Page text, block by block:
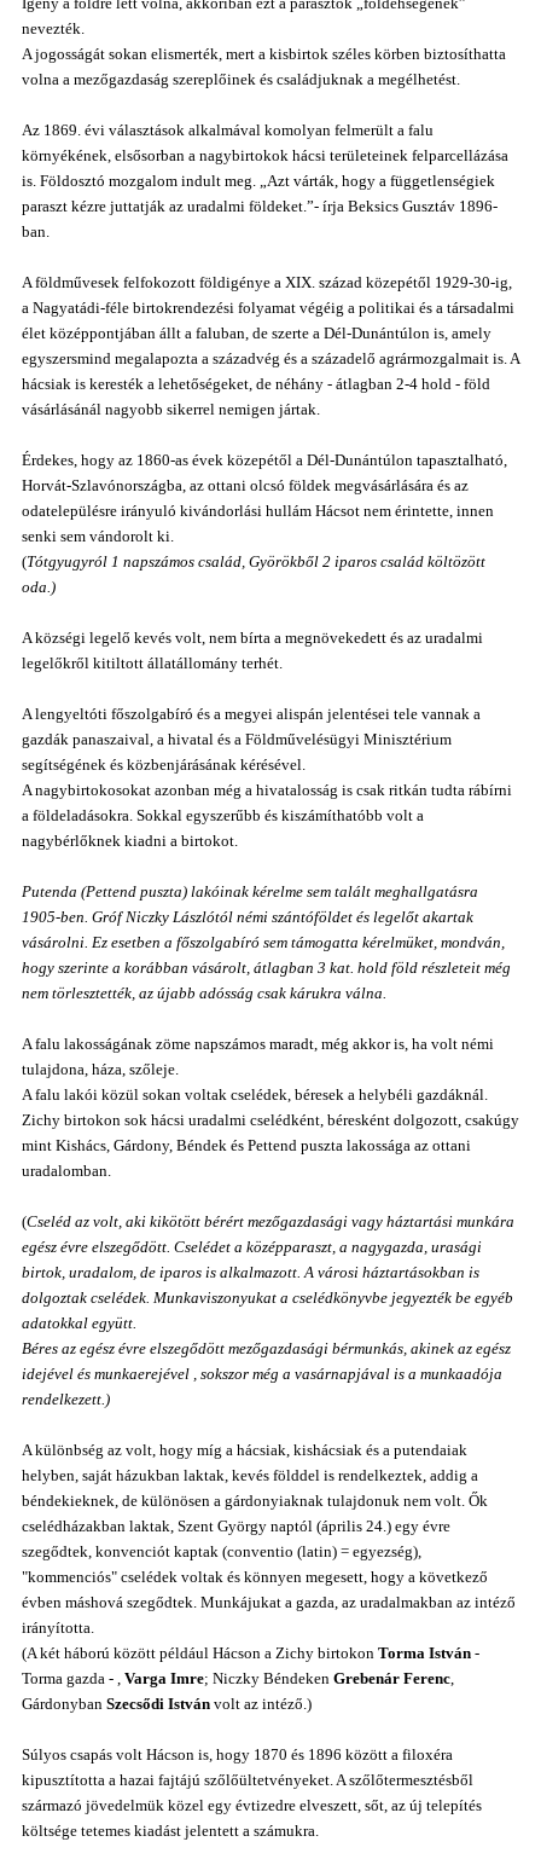
nevezték.
A jogosságát sokan elismerték, mert a kisbirtok széles körben biztosíthatta
volna a mezőgazdaság szereplőinek és családjuknak a megélhetést.
Az 1869. évi választások alkalmával komolyan felmerült a falu
környékének, elsősorban a nagybirtokok hácsi területeinek felparcellázása
is. Földosztó mozgalom indult meg. „Azt várták, hogy a függetlenségiek
paraszt kézre juttatják az uradalmi földeket.”- írja Beksics Gusztáv 1896-
ban.
A földművesek felfokozott földigénye a XIX. század közepétől 1929-30-ig,
a Nagyatádi-féle birtokrendezési folyamat végéig a politikai és a társadalmi
élet középpontjában állt a faluban, de szerte a Dél-Dunántúlon is, amely
egyszersmind megalapozta a századvég és a századelő agrármozgalmait is. A
hácsiak is keresték a lehetőségeket, de néhány - átlagban 2-4 hold - föld
vásárlásánál nagyobb sikerrel nemigen jártak.
Érdekes, hogy az 1860-as évek közepétől a Dél-Dunántúlon tapasztalható,
Horvát-Szlavónországba, az ottani olcsó földek megvásárlására és az
odatelepülésre irányuló kivándorlási hullám Hácsot nem érintette, innen
senki sem vándorolt ki.
(Tótgyugyról 1 napszámos család, Györökből 2 iparos család költözött
oda.)
A községi legelő kevés volt, nem bírta a megnövekedett és az uradalmi
legelőkről kitiltott állatállomány terhét.
A lengyeltóti főszolgabíró és a megyei alispán jelentései tele vannak a
gazdák panaszaival, a hivatal és a Földművelésügyi Minisztérium
segítségének és közbenjárásának kérésével.
A nagybirtokosokat azonban még a hivatalosság is csak ritkán tudta rábírni
a földeladásokra. Sokkal egyszerűbb és kiszámíthatóbb volt a
nagybérlőknek kiadni a birtokot.
Putenda (Pettend puszta) lakóinak kérelme sem talált meghallgatásra
1905-ben. Gróf Niczky Lászlótól némi szántóföldet és legelőt akartak
vásárolni. Ez esetben a főszolgabíró sem támogatta kérelmüket, mondván,
hogy szerinte a korábban vásárolt, átlagban 3 kat. hold föld részleteit még
nem törlesztették, az újabb adósság csak kárukra válna.
A falu lakosságának zöme napszámos maradt, még akkor is, ha volt némi
tulajdona, háza, szőleje.
A falu lakói közül sokan voltak cselédek, béresek a helybéli gazdáknál.
Zichy birtokon sok hácsi uradalmi cselédként, béresként dolgozott, csakúgy
mint Kishács, Gárdony, Béndek és Pettend puszta lakossága az ottani
uradalomban.
(Cseléd az volt, aki kikötött bérért mezőgazdasági vagy háztartási munkára
egész évre elszegődött. Cselédet a középparaszt, a nagygazda, urasági
birtok, uradalom, de iparos is alkalmazott. A városi háztartásokban is
dolgoztak cselédek. Munkaviszonyukat a cselédkönyvbe jegyezték be egyéb
adatokkal együtt.
Béres az egész évre elszegődött mezőgazdasági bérmunkás, akinek az egész
idejével és munkaerejével , sokszor még a vasárnapjával is a munkaadója
rendelkezett.)
A különbség az volt, hogy míg a hácsiak, kishácsiak és a putendaiak
helyben, saját házukban laktak, kevés földdel is rendelkeztek, addig a
béndekieknek, de különösen a gárdonyiaknak tulajdonuk nem volt. Ők
cselédházakban laktak, Szent György naptól (április 24.) egy évre
szegődtek, konvenciót kaptak (conventio (latin) = egyezség),
"kommenciós" cselédek voltak és könnyen megesett, hogy a következő
évben máshová szegődtek. Munkájukat a gazda, az uradalmakban az intéző
irányította.
(A két háború között például Hácson a Zichy birtokon Torma István -
Torma gazda - , Varga Imre; Niczky Béndeken Grebenár Ferenc,
Gárdonyban Szecsődi István volt az intéző.)
Súlyos csapás volt Hácson is, hogy 1870 és 1896 között a filoxéra
kipusztította a hazai fajtájú szőlőültetvényeket. A szőlőtermesztésből
származó jövedelmük közel egy évtizedre elveszett, sőt, az új telepítés
költsége tetemes kiadást jelentett a számukra.